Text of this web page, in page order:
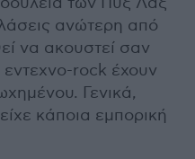
ανώτερη από
να ακουστεί σαν
rock έχουν
Γενικά,
κάποια εμπορική